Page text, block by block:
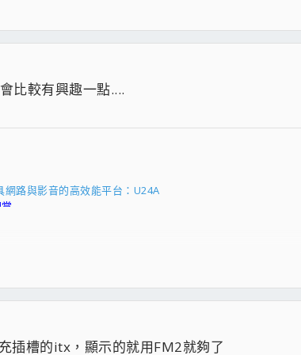
比較有興趣一點....
路與影音的高效能平台：U24A
ES
版插槽的itx，顯示的就用FM2就夠了